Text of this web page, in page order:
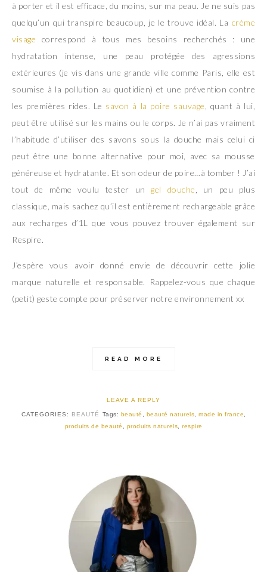
à porter et il est efficace, du moins, sur ma peau. Je ne suis pas
quelqu’un qui transpire beaucoup, je le trouve idéal. La crème
visage correspond à tous mes besoins recherchés : une
hydratation intense, une peau protégée des agressions
extérieures (je vis dans une grande ville comme Paris, elle est
soumise à la pollution au quotidien) et une prévention contre
les premières rides. Le savon à la poire sauvage
, quant à lui,
peut être utilisé sur les mains ou le corps. Je n’ai pas vraiment
l’habitude d’utiliser des savons sous la douche mais celui ci
peut être une bonne alternative pour moi, avec sa mousse
généreuse et hydratante. Et son odeur de poire…à tomber ! J’ai
tout de même voulu tester ungel douche , un peu plus
classique, mais sachez qu’il est entièrement rechargeable grâce
aux recharges d’1L que vous pouvez trouver également sur
Respire.
J’espère vous avoir donné envie de découvrir cette jolie
marque naturelle et responsable. Rappelez-vous que chaque
(petit) geste compte pour préserver notre environnement xx
READ MORE
LEAVE A REPLY
CATEGORIES: BEAUTÉ Tags: beauté beauté naturels made in france
produits de beauté
produits naturels respire